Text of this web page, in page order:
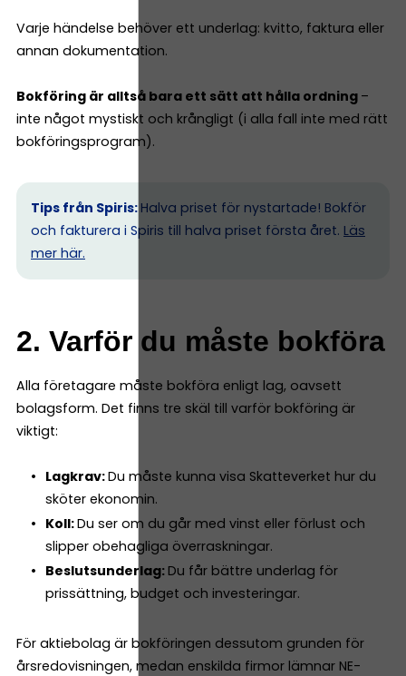
Varje händelse behöver ett underlag: kvitto, faktura eller
annan dokumentation.
Bokföring är alltså bara ett sätt att hålla ordning –
inte något mystiskt och krångligt (i alla fall inte med rätt
bokföringsprogram).
Tips från Spiris: Halva priset för nystartade! Bokför
och fakturera i Spiris till halva priset första året. Läs
mer här.
2. Varför du måste bokföra
Alla företagare måste bokföra enligt lag, oavsett
bolagsform. Det finns tre skäl till varför bokföring är
viktigt:
Lagkrav:Du måste kunna visa Skatteverket hur du
sköter ekonomin.
Koll:Du ser om du går med vinst eller förlust och
slipper obehagliga överraskningar.
Beslutsunderlag: Du får bättre underlag för
prissättning, budget och investeringar.
För aktiebolag är bokföringen dessutom grunden för
årsredovisningen, medan enskilda firmor lämnar NE-